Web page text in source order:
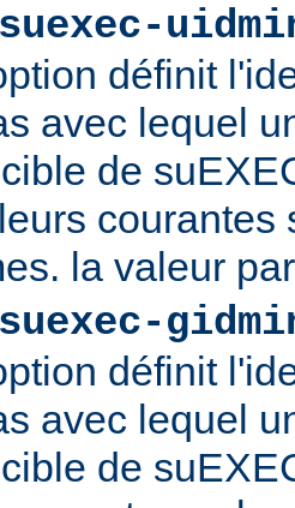
définit
avec lequel
de
courantes
la valeur
définit
avec lequel
de